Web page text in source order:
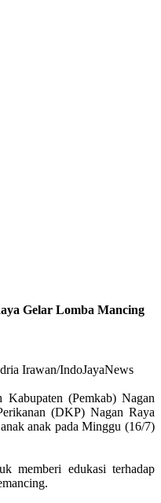
Gelar Lomba Mancing
Irawan/IndoJayaNews
Kabupaten (Pemkab) Nagan
(DKP) Nagan Raya
anak pada Minggu (16/7)
memberi edukasi terhadap